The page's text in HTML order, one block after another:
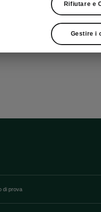
di prova
Rifiutare e
Gestire i